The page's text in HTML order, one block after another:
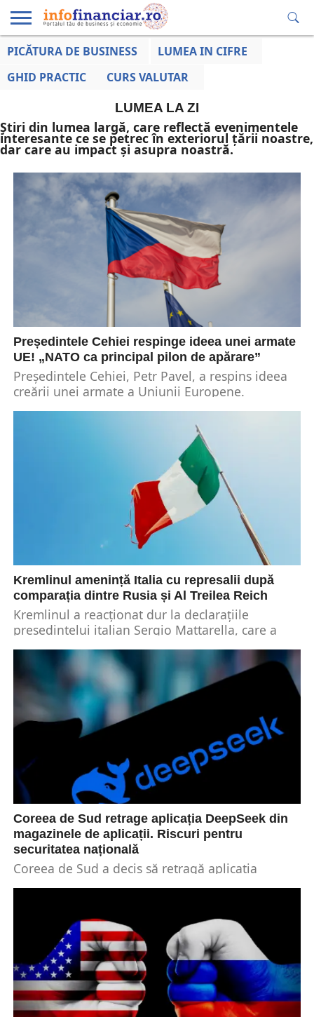
EDUCAȚIE
LA ZI
AFACERILOR
PICĂTURA DE BUSINESS
LUMEA IN CIFRE
GHID PRACTIC
CURS VALUTAR
LUMEA LA ZI
Știri din lumea largă, care reflectă evenimentele
interesante ce se petrec în exteriorul țării noastre,
dar care au impact și asupra noastră.
Președintele Cehiei respinge ideea unei armate
UE! „NATO ca principal pilon de apărare”
Președintele Cehiei, Petr Pavel, a respins ideea
creării unei armate a Uniunii Europene.
Argumentând că NATO oferă deja un pilon
Kremlinul amenință Italia cu represalii după
comparația dintre Rusia și Al Treilea Reich
Kremlinul a reacționat dur la declarațiile
președintelui italian Sergio Mattarella, care a
comparat Rusia cu Al Treilea Reich. Purtătoarea
de cuvânt a...
Coreea de Sud retrage aplicația DeepSeek din
magazinele de aplicații. Riscuri pentru
securitatea națională
Coreea de Sud a decis să retragă aplicația
DeepSeek din magazinele de aplicații, ca parte a